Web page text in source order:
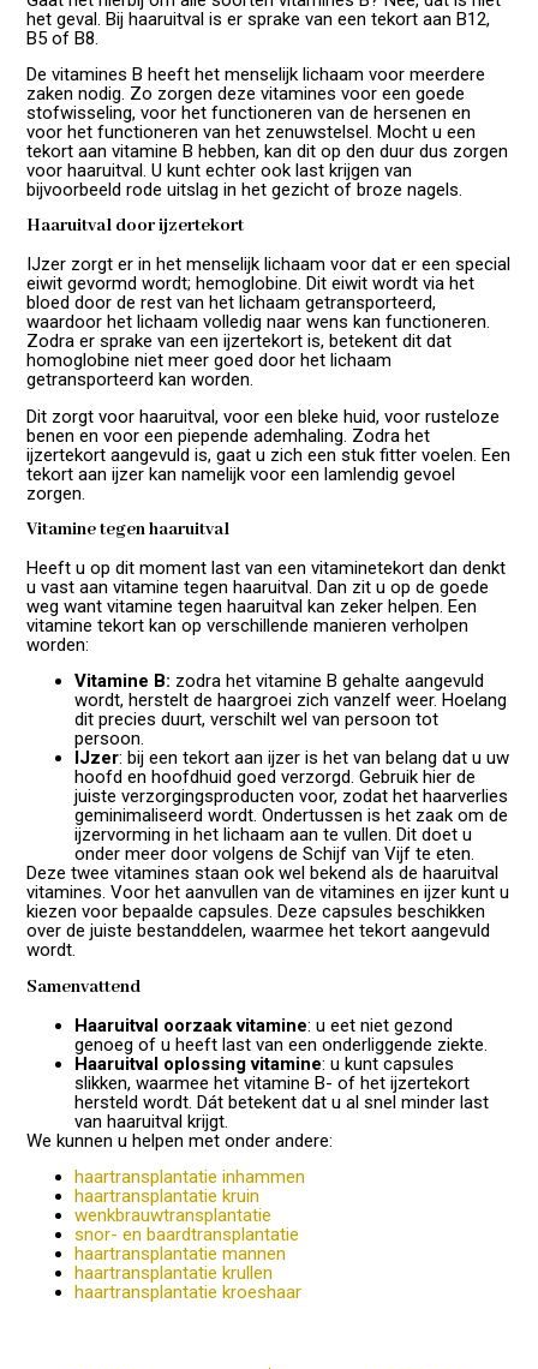
het geval. Bij haaruitval is er sprake van een tekort aan B12,
B5 of B8.
De vitamines B heeft het menselijk lichaam voor meerdere
zaken nodig. Zo zorgen deze vitamines voor een goede
stofwisseling, voor het functioneren van de hersenen en
voor het functioneren van het zenuwstelsel. Mocht u een
tekort aan vitamine B hebben, kan dit op den duur dus zorgen
voor haaruitval. U kunt echter ook last krijgen van
bijvoorbeeld rode uitslag in het gezicht of broze nagels.
Haaruitval door ijzertekort
IJzer zorgt er in het menselijk lichaam voor dat er een special
eiwit gevormd wordt; hemoglobine. Dit eiwit wordt via het
bloed door de rest van het lichaam getransporteerd,
waardoor het lichaam volledig naar wens kan functioneren.
Zodra er sprake van een ijzertekort is, betekent dit dat
homoglobine niet meer goed door het lichaam
getransporteerd kan worden.
Dit zorgt voor haaruitval, voor een bleke huid, voor rusteloze
benen en voor een piepende ademhaling. Zodra het
ijzertekort aangevuld is, gaat u zich een stuk fitter voelen. Een
tekort aan ijzer kan namelijk voor een lamlendig gevoel
zorgen.
Vitamine tegen haaruitval
Heeft u op dit moment last van een vitaminetekort dan denkt
u vast aan vitamine tegen haaruitval. Dan zit u op de goede
weg want vitamine tegen haaruitval kan zeker helpen. Een
vitamine tekort kan op verschillende manieren verholpen
worden:
Vitamine B: zodra het vitamine B gehalte aangevuld
wordt, herstelt de haargroei zich vanzelf weer. Hoelang
dit precies duurt, verschilt wel van persoon tot
persoon.
IJzer: bij een tekort aan ijzer is het van belang dat u uw
hoofd en hoofdhuid goed verzorgd. Gebruik hier de
juiste verzorgingsproducten voor, zodat het haarverlies
geminimaliseerd wordt. Ondertussen is het zaak om de
ijzervorming in het lichaam aan te vullen. Dit doet u
onder meer door volgens de Schijf van Vijf te eten.
Deze twee vitamines staan ook wel bekend als de haaruitval
vitamines. Voor het aanvullen van de vitamines en ijzer kunt u
kiezen voor bepaalde capsules. Deze capsules beschikken
over de juiste bestanddelen, waarmee het tekort aangevuld
wordt.
Samenvattend
Haaruitval oorzaak vitamine: u eet niet gezond
genoeg of u heeft last van een onderliggende ziekte.
Haaruitval oplossing vitamine: u kunt capsules
slikken, waarmee het vitamine B- of het ijzertekort
hersteld wordt. Dát betekent dat u al snel minder last
van haaruitval krijgt.
We kunnen u helpen met onder andere:
haartransplantatie inhammen
haartransplantatie kruin
wenkbrauwtransplantatie
snor- en baardtransplantatie
haartransplantatie mannen
haartransplantatie krullen
haartransplantatie kroeshaar